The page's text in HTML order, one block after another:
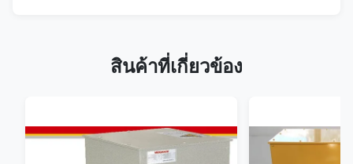
สินค้าที่เกี่ยวข้อง